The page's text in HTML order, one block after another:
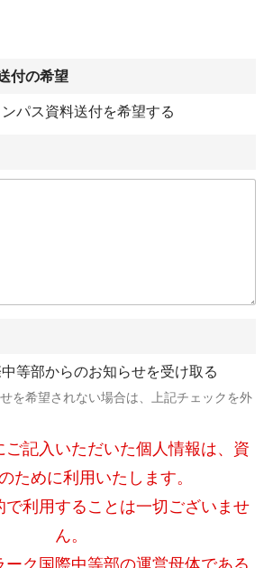
付の希望
パス資料送付を希望する
等部からのお知らせを受け取る
を希望されない場合は、上記チェックを外
ご記入いただいた個人情報は、資
ために利用いたします。
で利用することは一切ございませ
ん。